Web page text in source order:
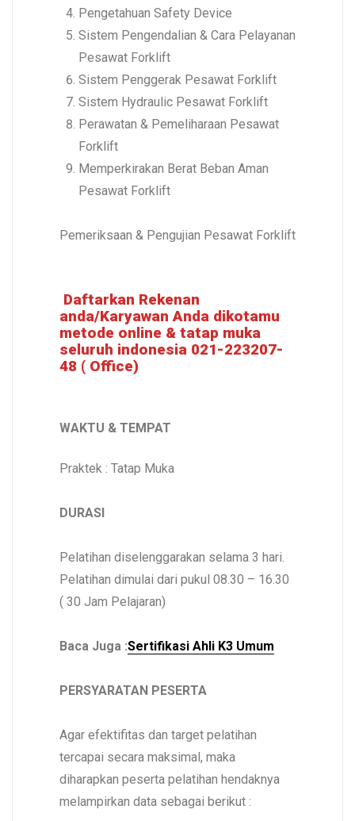
Pengetahuan Safety Device
Sistem Pengendalian & Cara Pelayanan
Pesawat Forklift
Sistem Penggerak Pesawat Forklift
Sistem Hydraulic Pesawat Forklift
Perawatan & Pemeliharaan Pesawat
Forklift
Memperkirakan Berat Beban Aman
Pesawat Forklift
Pemeriksaan & Pengujian Pesawat Forklift
Daftarkan Rekenan
anda/Karyawan Anda dikotamu
metode online & tatap muka
seluruh indonesia 021-223207-
48 ( Office)
WAKTU & TEMPAT
Praktek : Tatap Muka
DURASI
Pelatihan diselenggarakan selama 3 hari.
Pelatihan dimulai dari pukul 08.30 – 16.30
( 30 Jam Pelajaran)
Baca Juga :Sertifikasi Ahli K3 Umum
PERSYARATAN PESERTA
Agar efektifitas dan target pelatihan
tercapai secara maksimal, maka
diharapkan peserta pelatihan hendaknya
melampirkan data sebagai berikut :